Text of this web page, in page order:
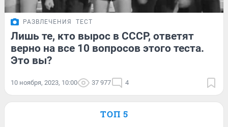
РАЗВЛЕЧЕНИЯ ТЕСТ
Лишь те, кто вырос в СССР, ответят
верно на все 10 вопросов этого теста.
Это вы?
10 ноября, 2023, 10:00 37 977 4
ТОП 5